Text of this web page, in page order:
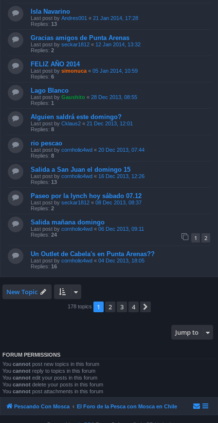
Isla Navarino
Last post by Andres001 « 21 Jan 2014, 17:28
Replies: 13
Gracias amigos de Punta Arenas
Last post by seckar1812 « 12 Jan 2014, 13:32
Replies: 2
FELIZ AÑO 2014
Last post by simonuca « 05 Jan 2014, 10:59
Replies: 6
Lago Blanco
Last post by Gaushito « 28 Dec 2013, 08:55
Replies: 1
Alguien saldrá este domingo?
Last post by Cklaus2 « 21 Dec 2013, 12:01
Replies: 8
rio pescao
Last post by cornholio4wd « 20 Dec 2013, 07:44
Replies: 8
Salida a San Juan el domingo 15
Last post by cornholio4wd « 16 Dec 2013, 12:26
Replies: 13
Paseo por la lynch hoy sábado 07.12
Last post by seckar1812 « 08 Dec 2013, 08:37
Replies: 2
Salida mañana domingo
Last post by cornholio4wd « 06 Dec 2013, 09:11
Replies: 24 1 2
Un Outlet de Cabela's en Punta Arenas??
Last post by cornholio4wd « 04 Dec 2013, 18:05
Replies: 16
New Topic
178 topics 1 2 3 4
Jump to
FORUM PERMISSIONS
You cannot post new topics in this forum
You cannot reply to topics in this forum
You cannot edit your posts in this forum
You cannot delete your posts in this forum
You cannot post attachments in this forum
Pescando Con Mosca El Foro de la Pesca con Mosca en Chile